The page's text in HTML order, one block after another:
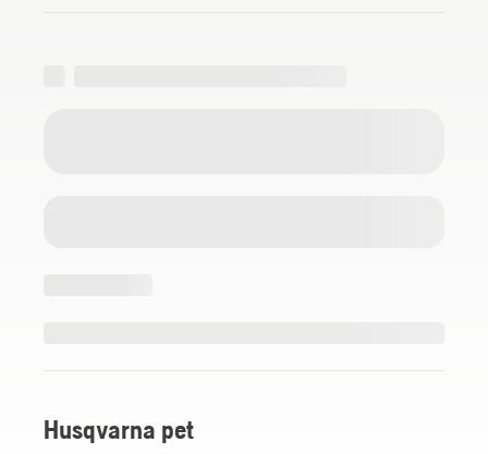
Husqvarna pet